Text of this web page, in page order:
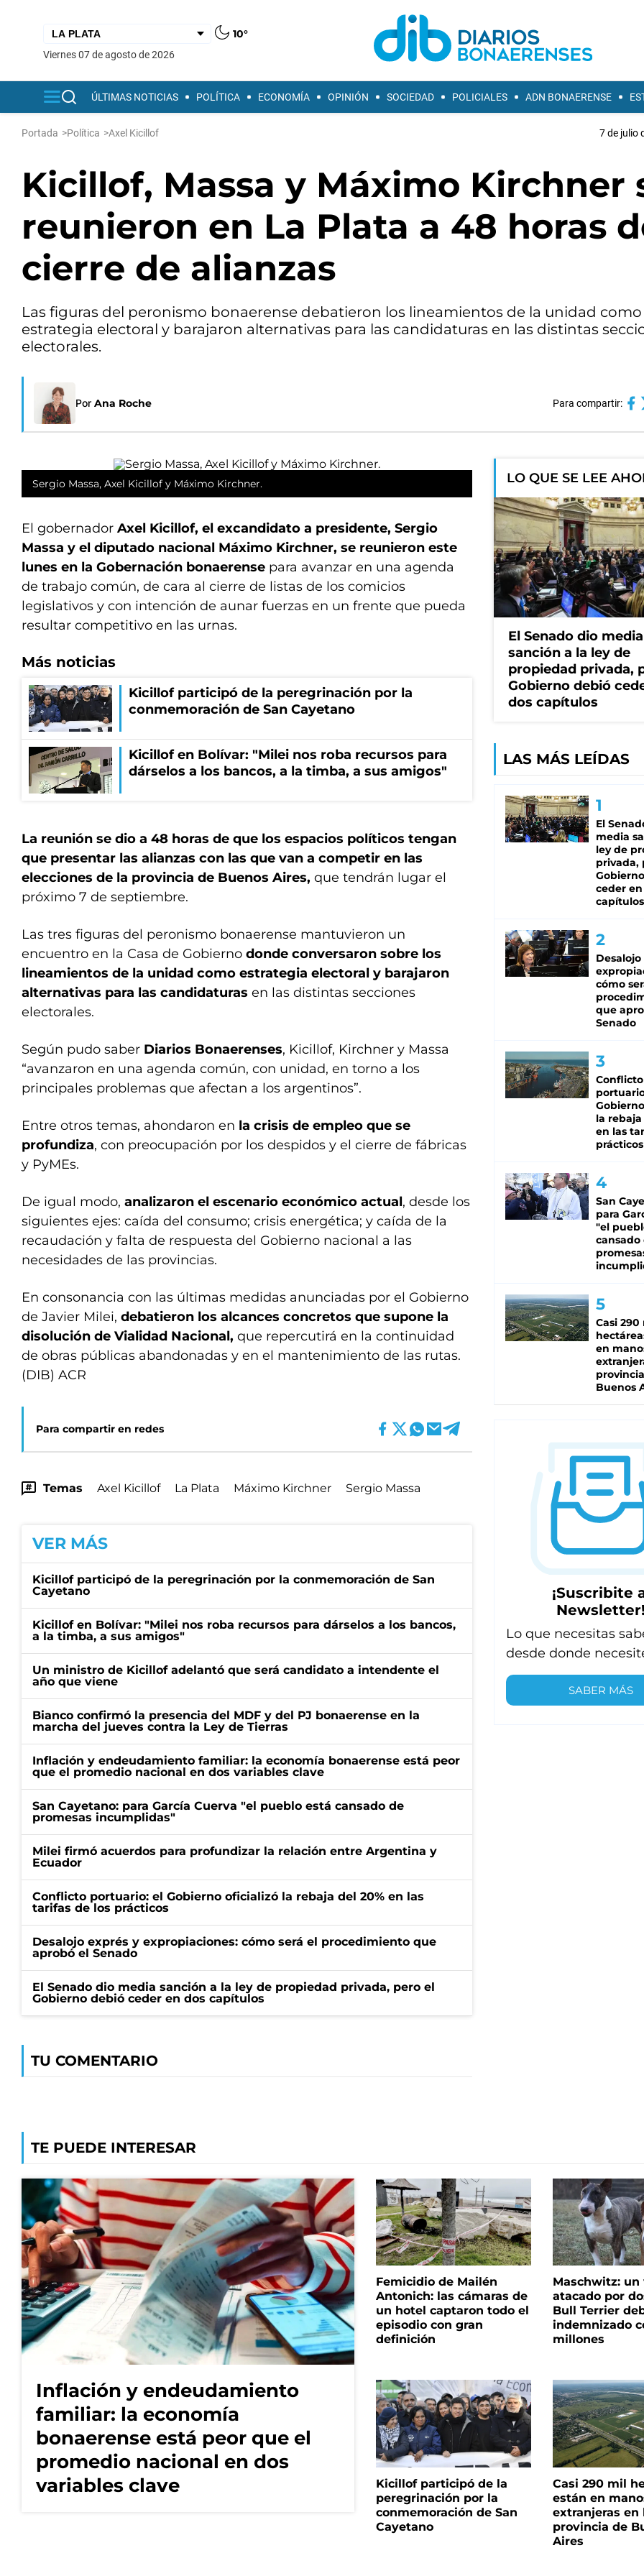
10°
viernes 07 de agosto de 2026
ÚLTIMAS NOTICIAS POLÍTICA ECONOMÍA OPINIÓN SOCIEDAD POLICIALES ADN BONAERENSE
Portada >Política >Axel Kicillof 7 de julio
Kicillof, Massa y Máximo Kirchner
reunieron en La Plata a 48 horas
cierre de alianzas
Las figuras del peronismo bonaerense debatieron los lineamientos de la unidad como
estrategia electoral y barajaron alternativas para las candidaturas en las distintas
electorales.
Por Ana Roche Para compartir:
Sergio Massa, Axel Kicillof y Máximo Kirchner.
El gobernador Axel Kicillof, el excandidato a presidente, Sergio
Massa y el diputado nacional Máximo Kirchner, se reunieron este
lunes en la Gobernación bonaerense para avanzar en una agenda
de trabajo común, de cara al cierre de listas de los comicios
legislativos y con intención de aunar fuerzas en un frente que pueda
resultar competitivo en las urnas.
Más noticias
Kicillof participó de la peregrinación por la
conmemoración de San Cayetano
Kicillof en Bolívar: "Milei nos roba recursos para
dárselos a los bancos, a la timba, a sus amigos"
La reunión se dio a 48 horas de que los espacios políticos tengan
que presentar las alianzas con las que van a competir en las
elecciones de la provincia de Buenos Aires, que tendrán lugar el
próximo 7 de septiembre.
Las tres figuras del peronismo bonaerense mantuvieron un
encuentro en la Casa de Gobierno donde conversaron sobre los
lineamientos de la unidad como estrategia electoral y barajaron
alternativas para las candidaturas en las distintas secciones
electorales.
Según pudo saber Diarios Bonaerenses, Kicillof, Kirchner y Massa
“avanzaron en una agenda común, con unidad, en torno a los
principales problemas que afectan a los argentinos”.
Entre otros temas, ahondaron en la crisis de empleo que se
profundiza, con preocupación por los despidos y el cierre de fábricas
y PyMEs.
De igual modo, analizaron el escenario económico actual, desde los
siguientes ejes: caída del consumo; crisis energética; y caída de la
recaudación y falta de respuesta del Gobierno nacional a las
necesidades de las provincias.
En consonancia con las últimas medidas anunciadas por el Gobierno
de Javier Milei, debatieron los alcances concretos que supone la
disolución de Vialidad Nacional, que repercutirá en la continuidad
de obras públicas abandonadas y en el mantenimiento de las rutas.
(DIB) ACR
Para compartir en redes
Temas Axel Kicillof La Plata Máximo Kirchner Sergio Massa
VER MÁS
Kicillof participó de la peregrinación por la conmemoración de San
Cayetano
Kicillof en Bolívar: "Milei nos roba recursos para dárselos a los bancos,
a la timba, a sus amigos"
Un ministro de Kicillof adelantó que será candidato a intendente el
año que viene
Bianco confirmó la presencia del MDF y del PJ bonaerense en la
marcha del jueves contra la Ley de Tierras
Inflación y endeudamiento familiar: la economía bonaerense está peor
que el promedio nacional en dos variables clave
San Cayetano: para García Cuerva "el pueblo está cansado de
promesas incumplidas"
Milei firmó acuerdos para profundizar la relación entre Argentina y
Ecuador
Conflicto portuario: el Gobierno oficializó la rebaja del 20% en las
tarifas de los prácticos
Desalojo exprés y expropiaciones: cómo será el procedimiento que
aprobó el Senado
El Senado dio media sanción a la ley de propiedad privada, pero el
Gobierno debió ceder en dos capítulos
TU COMENTARIO
LO QUE SE LEE
El Senado dio media
sanción a la ley de
propiedad privada,
Gobierno debió
dos capítulos
LAS MÁS LEÍDAS
El
media
ley de
privada,
ceder
capítulos
cómo
que
Senado
Conflicto
la rebaja
en las
prácticos
San
para
"el
cansado
Casi 290
en
Buenos
¡Suscribite
Newsletter!
Lo que necesitas
desde donde
SABER MÁS
TE PUEDE INTERESAR
Inflación y endeudamiento
familiar: la economía
bonaerense está peor que el
promedio nacional en dos
variables clave
Femicidio de Mailén
Antonich: las cámaras de
un hotel captaron todo el
episodio con gran
definición
Maschwitz: un
atacado por
Bull Terrier
indemnizado
millones
Kicillof participó de la
peregrinación por la
conmemoración de San
Cayetano
Casi 290 mil
están en
extranjeras en
provincia de
Aires